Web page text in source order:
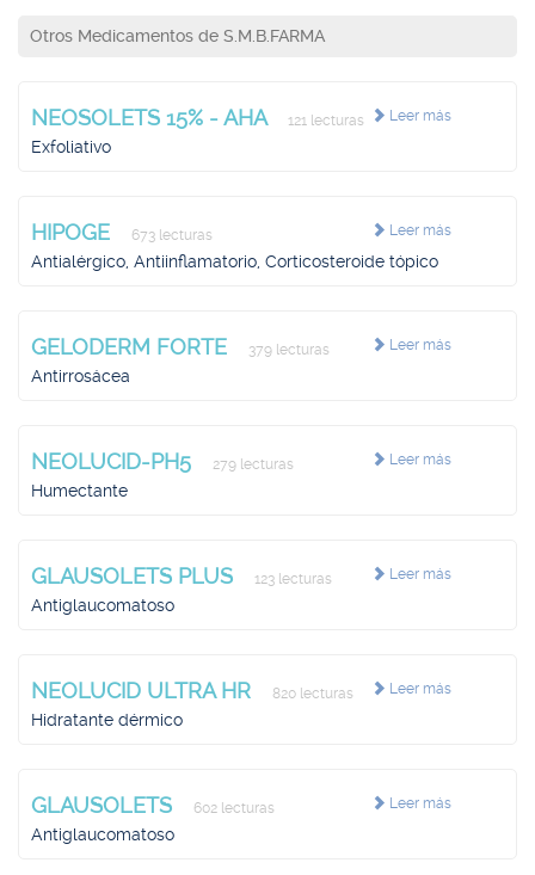
Otros Medicamentos de S.M.B.FARMA
Leer más
NEOSOLETS 15% - AHA 121 lecturas
Exfoliativo
Leer más
HIPOGE 673 lecturas
Antialérgico, Antiinflamatorio, Corticosteroide tópico
Leer más
GELODERM FORTE 379 lecturas
Antirrosácea
Leer más
NEOLUCID-PH5 279 lecturas
Humectante
Leer más
GLAUSOLETS PLUS 123 lecturas
Antiglaucomatoso
Leer más
NEOLUCID ULTRA HR 820 lecturas
Hidratante dérmico
Leer más
GLAUSOLETS 602 lecturas
Antiglaucomatoso